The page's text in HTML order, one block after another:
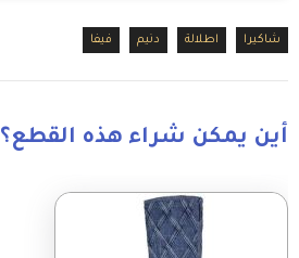
شاكيرا اطلالة دنيم فيفا
أين يمكن شراء هذه القطع؟
Image